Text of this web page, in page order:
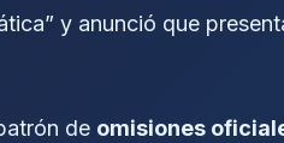
y anunció que
de omisiones